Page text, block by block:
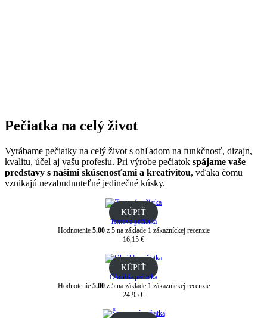
Pečiatka na celý život
Vyrábame pečiatky na celý život s ohľadom na funkčnosť, dizajn,
kvalitu, účel aj vašu profesiu. Pri výrobe pečiatok spájame vaše
predstavy s našimi skúsenosťami a kreativitou, vďaka čomu
vznikajú nezabudnuteľné jedinečné kúsky.
KÚPIŤ
Textová pečiatka
Hodnotenie 5.00z 5 na základe 1zákazníckej recenzie
16,15 €
KÚPIŤ
Okrúhla pečiatka
Hodnotenie 5.00z 5 na základe 1zákazníckej recenzie
24,95 €